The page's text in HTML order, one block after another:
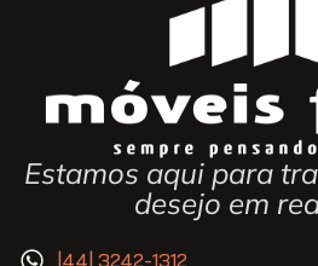
Estamos aqui para
desejo em
|44| 3242-1312